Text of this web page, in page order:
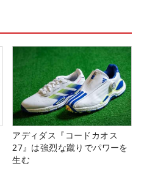
アディダス『コードカオス
27』は強烈な蹴りでパワーを
生む